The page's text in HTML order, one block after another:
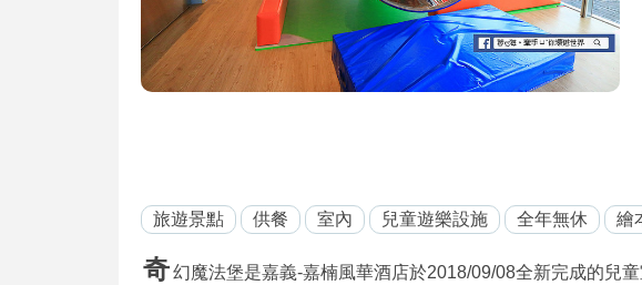
旅遊景點 供餐 室內 兒童遊樂設施 全年無休 繪
奇幻魔法堡是嘉義-嘉楠風華酒店於2018/09/08全新完成的兒